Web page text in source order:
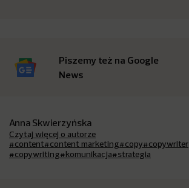
Piszemy też na Google
News
Anna Skwierzyńska
Czytaj więcej o autorze
#content#content marketing#copy#copywriter
#copywriting#komunikacja#strategia